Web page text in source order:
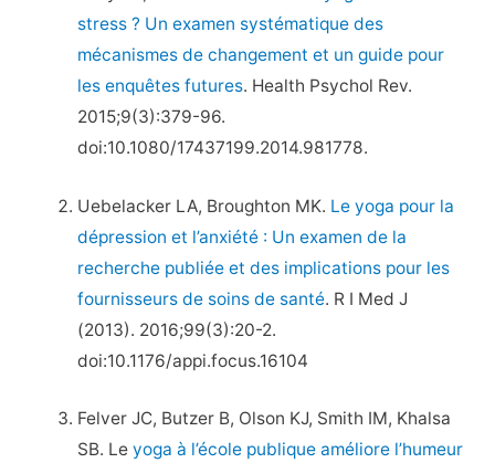
stress ? Un examen systématique des
mécanismes de changement et un guide pour
les enquêtes futures. Health Psychol Rev.
2015;9(3):379-96.
doi:10.1080/17437199.2014.981778.
Uebelacker LA, Broughton MK. Le yoga pour la
dépression et l’anxiété : Un examen de la
recherche publiée et des implications pour les
fournisseurs de soins de santé. R I Med J
(2013). 2016;99(3):20-2.
doi:10.1176/appi.focus.16104
Felver JC, Butzer B, Olson KJ, Smith IM, Khalsa
SB. Leyoga à l’école publique améliore l’humeur